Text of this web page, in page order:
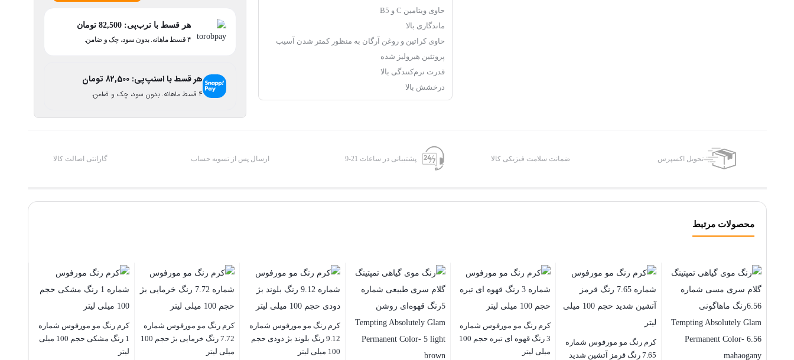
حاوی ویتامین C و B5
ماندگاری بالا
حاوی کراتین و روغن آرگان به منظور کمتر شدن آسیب
پروتئین هیرولیز شده
قدرت نرم‌کنندگی بالا
درخشش بالا
فیدل
بلوند
پلاتینه
شماره
میل
هر قسط با ترب‌پی:82,500 تومان
۴ قسط ماهانه. بدون سود، چک و ضامن.
هر قسط با اسنپ‌پی:82,500 تومان
۴ قسط ماهانه. بدون سود، چک و ضامن.
تحویل اکسپرس ضمانت سلامت فیزیکی کالا پشتیبانی در ساعات 21-9 ارسال پس از تسویه حساب گارانتی اصالت کالا
محصولات مرتبط
کرم رنگ مو مورفوس شماره
7.65 رنگ قرمز آتشین شدید
کرم رنگ مو مورفوس شماره
3 رنگ قهوه ای تیره حجم 100
میلی لیتر
کرم رنگ مو مورفوس شماره
9.12 رنگ بلوند بژ دودی حجم
100 میلی لیتر
کرم رنگ مو مورفوس شماره
7.72 رنگ خرمایی بژ حجم 100
میلی لیتر
کرم رنگ مو مورفوس شماره
1 رنگ مشکی حجم 100 میلی
لیتر